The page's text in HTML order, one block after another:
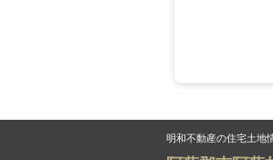
明和不動産の住宅土地